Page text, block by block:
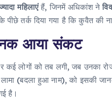
महिलाएंहैं, जिनमें अधिकांश ने
तर्क दिया गया है कि कुवैत की
आया संकट
कई लोगों को तब लगी, जब उनका
(बदला हुआ नाम), को इसकी
है।